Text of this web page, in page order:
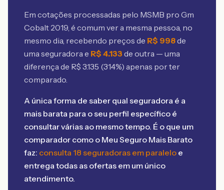
Em cotações processadas pelo MSMB pro Gm
Cobalt 2019, é comum ver a mesma pessoa, no
mesmo dia, recebendo preços de R$ 998de
uma seguradora e R$ 4.133 de outra — uma
diferença de R$ 3.135 (314%) apenas por ter
comparado.
A única forma de saber qual seguradora é a
mais barata para o seu perfil específico é
consultar várias ao mesmo tempo. É o que um
comparador como o Meu Seguro Mais Barato
faz: consulta 18 seguradoras em paralelo e
entrega todas as ofertas em um único
atendimento.